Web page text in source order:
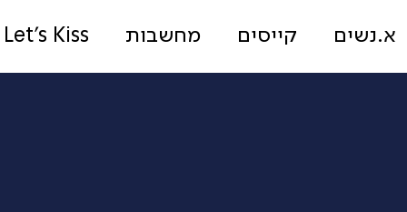
א.נשים קייסים מחשבות Let's Kiss